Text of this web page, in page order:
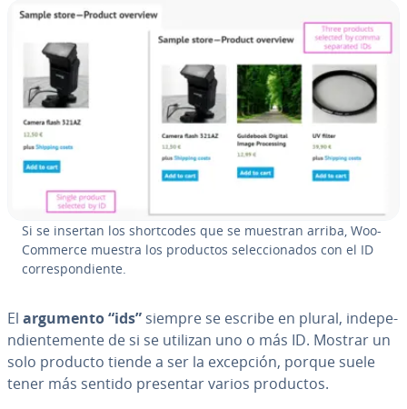
Si se insertan los sho­r­t­co­des que se muestran arriba, Woo­
Co­m­me­r­ce muestra los productos se­le­c­cio­na­dos con el ID
co­rre­s­po­n­die­n­te.
El argumento “ids” siempre se escribe en plural, in­de­pe­
n­die­n­te­me­n­te de si se utilizan uno o más ID. Mostrar un
solo producto tiende a ser la excepción, porque suele
tener más sentido presentar varios productos.